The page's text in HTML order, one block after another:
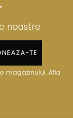
noastre
magazinului. Afla